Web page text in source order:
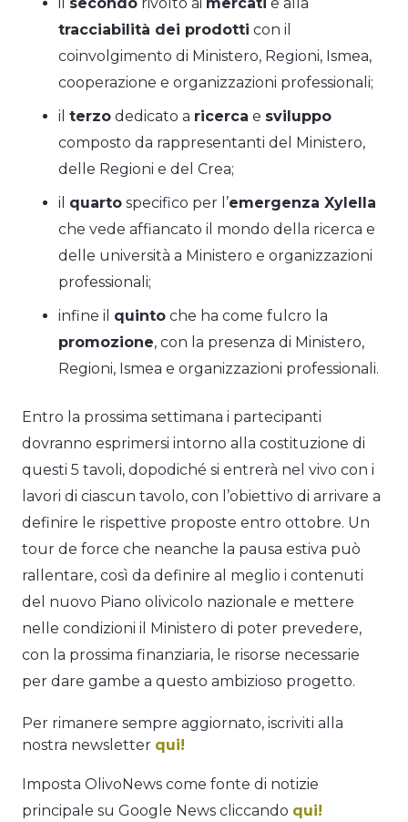
tracciabilità dei prodotti con il
coinvolgimento di Ministero, Regioni, Ismea,
cooperazione e organizzazioni professionali;
il terzo dedicato a ricerca e sviluppo
composto da rappresentanti del Ministero,
delle Regioni e del Crea;
il quarto specifico per l’emergenza Xylella
che vede affiancato il mondo della ricerca e
delle università a Ministero e organizzazioni
professionali;
infine il quinto che ha come fulcro la
promozione, con la presenza di Ministero,
Regioni, Ismea e organizzazioni professionali.
Entro la prossima settimana i partecipanti
dovranno esprimersi intorno alla costituzione di
questi 5 tavoli, dopodiché si entrerà nel vivo con i
lavori di ciascun tavolo, con l’obiettivo di arrivare a
definire le rispettive proposte entro ottobre. Un
tour de force che neanche la pausa estiva può
rallentare, così da definire al meglio i contenuti
del nuovo Piano olivicolo nazionale e mettere
nelle condizioni il Ministero di poter prevedere,
con la prossima finanziaria, le risorse necessarie
per dare gambe a questo ambizioso progetto.
Per rimanere sempre aggiornato, iscriviti alla
nostra newsletter qui!
Imposta OlivoNews come fonte di notizie
principale su Google News cliccando qui!